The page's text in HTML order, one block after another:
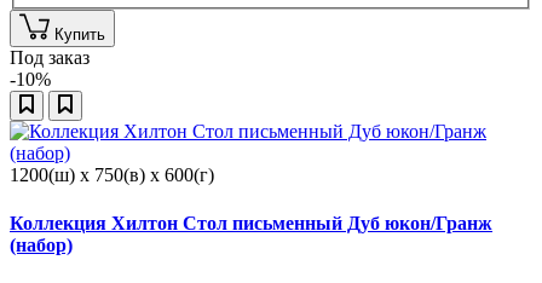
Купить
Под заказ
-10%
1200(ш) x 750(в) x 600(г)
Коллекция Хилтон Стол письменный Дуб юкон/Гранж
(набор)